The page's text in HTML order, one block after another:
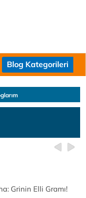
Blog Kategorileri
Grinin Elli Gramı!